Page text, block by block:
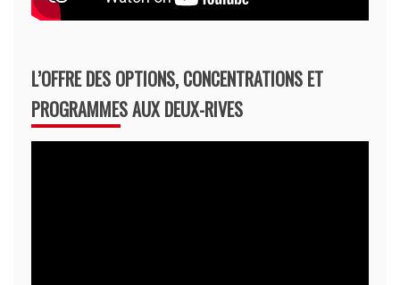
L’OFFRE DES OPTIONS, CONCENTRATIONS ET
PROGRAMMES AUX DEUX-RIVES